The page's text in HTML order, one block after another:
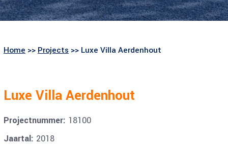
3D Bouwtekening
Constructietekeningen
Tekening villa
Slooptekeningen
Home >> Projects >> Luxe Villa Aerdenhout
Luxe Villa Aerdenhout
Projectnummer: 18100
Jaartal: 2018